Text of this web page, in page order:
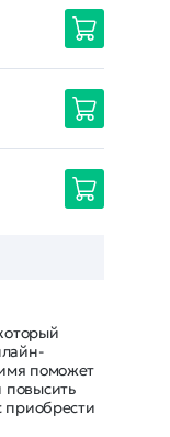
поможет
приобрести